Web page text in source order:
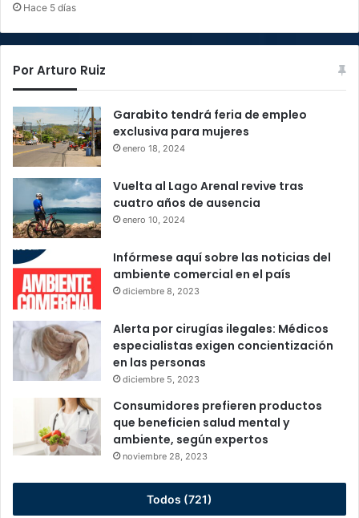
Hace 5 días
Por Arturo Ruiz
Garabito tendrá feria de empleo
exclusiva para mujeres
enero 18, 2024
Vuelta al Lago Arenal revive tras
cuatro años de ausencia
enero 10, 2024
Infórmese aquí sobre las noticias del
ambiente comercial en el país
diciembre 8, 2023
Alerta por cirugías ilegales: Médicos
especialistas exigen concientización
en las personas
diciembre 5, 2023
Consumidores prefieren productos
que beneficien salud mental y
ambiente, según expertos
noviembre 28, 2023
Todos (721)